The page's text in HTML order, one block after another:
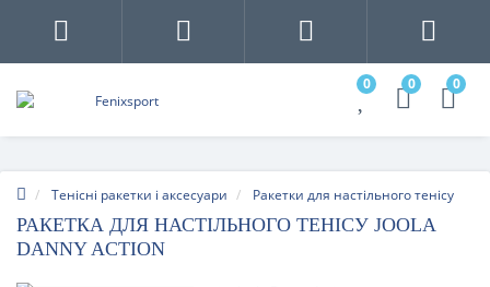
0 0 0
Тенісні ракетки і аксесуари Ракетки для настільного тенісу
РАКЕТКА ДЛЯ НАСТІЛЬНОГО ТЕНІСУ JOOLA
DANNY ACTION